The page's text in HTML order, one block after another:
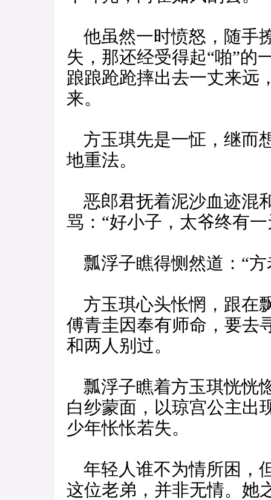
他虽然一时愤怒，随手
失，那还经受得起“啪”的
踉踉跄跄摔出去一丈来远
来。
方玉琪先是一怔，继而
地重法。
恶郎君抚着泥沙血迹混
骂：“好小子，太爷终有
瓢浮子瞧得恻然道：“
方玉琪心头怅惘，跟在
傅青圭因奉有师命，要去
和两人别过。
瓢浮子瞧着方玉琪恍恍
白纱蒙面，以琼宫公主出
少年怅怅若失。
年轻人谁不为情所困，
这位老弟，并非无情。她